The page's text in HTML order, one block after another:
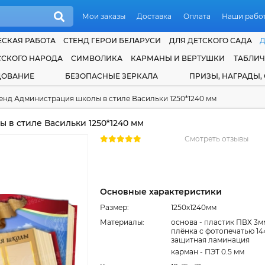
Мои заказы Доставка Оплата Наши
РАБОТА СТЕНД ГЕРОИ БЕЛАРУСИ ДЛЯ ДЕТСКОГО САДА
НАРОДА
СИМВОЛИКА КАРМАНЫ И ВЕРТУШКИ
БЕЗОПАСНЫЕ ЗЕРКАЛА ПРИЗЫ, НАГРАДЫ,
Администрация школы в стиле Васильки 1250*1240 мм
стиле Васильки 1250*1240 мм
Смотреть отзывы
Основные характеристики
Размер:
1250x1240мм
Материалы:
основа - пластик ПВХ
плёнка с фотопечатью
защитная ламинация
карман - ПЭТ 0.5 мм